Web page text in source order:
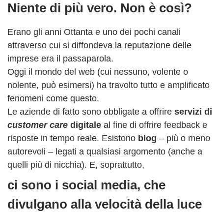
Niente di più vero. Non è così?
Erano gli anni Ottanta e uno dei pochi canali
attraverso cui si diffondeva la reputazione delle
imprese era il passaparola.
Oggi il mondo del web (cui nessuno, volente o
nolente, può esimersi) ha travolto tutto e amplificato
fenomeni come questo.
Le aziende di fatto sono obbligate a offrire servizi di
customer care digitale al fine di offrire feedback e
risposte in tempo reale. Esistono blog – più o meno
autorevoli – legati a qualsiasi argomento (anche a
quelli più di nicchia). E, soprattutto,
ci sono i social media, che
divulgano alla velocità della luce